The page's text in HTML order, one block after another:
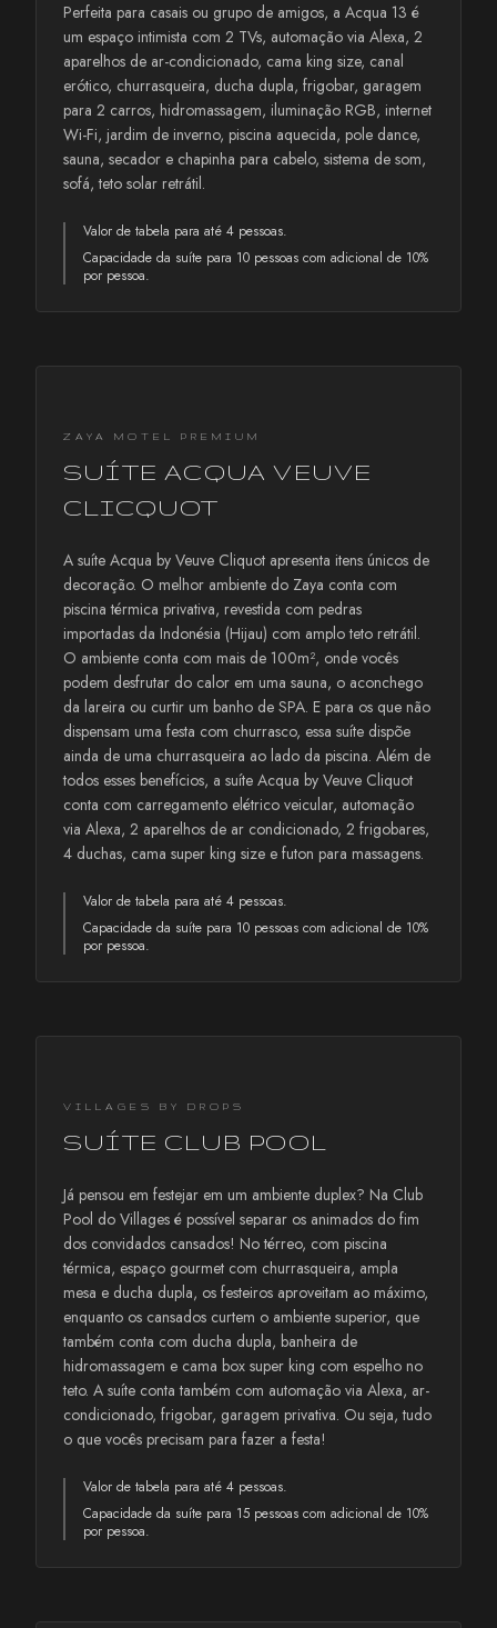
Perfeita para casais ou grupo de amigos, a Acqua 13 é
um espaço intimista com 2 TVs, automação via Alexa, 2
aparelhos de ar-condicionado, cama king size, canal
erótico, churrasqueira, ducha dupla, frigobar, garagem
para 2 carros, hidromassagem, iluminação RGB, internet
Wi-Fi, jardim de inverno, piscina aquecida, pole dance,
sauna, secador e chapinha para cabelo, sistema de som,
sofá, teto solar retrátil.
Valor de tabela para até 4 pessoas.
Capacidade da suíte para 10 pessoas com adicional de 10%
por pessoa.
ZAYA MOTEL PREMIUM
SUÍTE ACQUA VEUVE
CLICQUOT
A suíte Acqua by Veuve Cliquot apresenta itens únicos de
decoração. O melhor ambiente do Zaya conta com
piscina térmica privativa, revestida com pedras
importadas da Indonésia (Hijau) com amplo teto retrátil.
O ambiente conta com mais de 100m², onde vocês
podem desfrutar do calor em uma sauna, o aconchego
da lareira ou curtir um banho de SPA. E para os que não
dispensam uma festa com churrasco, essa suíte dispõe
ainda de uma churrasqueira ao lado da piscina. Além de
todos esses benefícios, a suíte Acqua by Veuve Cliquot
conta com carregamento elétrico veicular, automação
via Alexa, 2 aparelhos de ar condicionado, 2 frigobares,
4 duchas, cama super king size e futon para massagens.
Valor de tabela para até 4 pessoas.
Capacidade da suíte para 10 pessoas com adicional de 10%
por pessoa.
VILLAGES BY DROPS
SUÍTE CLUB POOL
Já pensou em festejar em um ambiente duplex? Na Club
Pool do Villages é possível separar os animados do fim
dos convidados cansados! No térreo, com piscina
térmica, espaço gourmet com churrasqueira, ampla
mesa e ducha dupla, os festeiros aproveitam ao máximo,
enquanto os cansados curtem o ambiente superior, que
também conta com ducha dupla, banheira de
hidromassagem e cama box super king com espelho no
teto. A suíte conta também com automação via Alexa, ar-
condicionado, frigobar, garagem privativa. Ou seja, tudo
o que vocês precisam para fazer a festa!
Valor de tabela para até 4 pessoas.
Capacidade da suíte para 15 pessoas com adicional de 10%
por pessoa.